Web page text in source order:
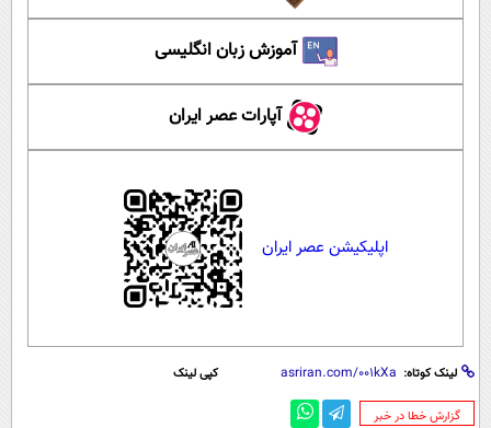
آموزش زبان انگلیسی
آپارات عصر ایران
اپلیکیشن عصر ایران
لینک کوتاه: کپی لینک
‌گزارش خطا در خبر